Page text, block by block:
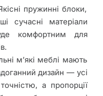
пружинні блоки,
сучасні матеріали
комфортним для
м’які меблі мають
дизайн — усі
а пропорції